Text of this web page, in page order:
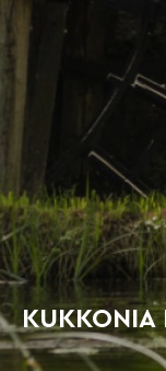
KUKKONIA